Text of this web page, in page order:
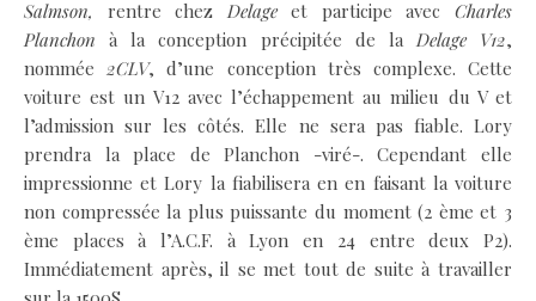
Salmson, rentre chezDelageet participe avec Charles
Planchon à la conception précipitée de laDelage V12,
nommée2CLV, d’une conception très complexe. Cette
voiture est un V12 avec l’échappement au milieu du V et
l’admission sur les côtés. Elle ne sera pas fiable. Lory
prendra la place de Planchon -viré-. Cependant elle
impressionne et Lory la fiabilisera en en faisant la voiture
non compressée la plus puissante du moment (2 ème et 3
ème places à l’A.C.F. à Lyon en 24 entre deux P2).
Immédiatement après, il se met tout de suite à travailler